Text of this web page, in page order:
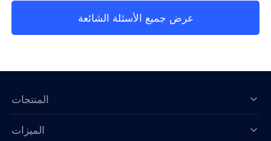
عرض جميع الأسئلة الشائعة
المنتجات
الميزات